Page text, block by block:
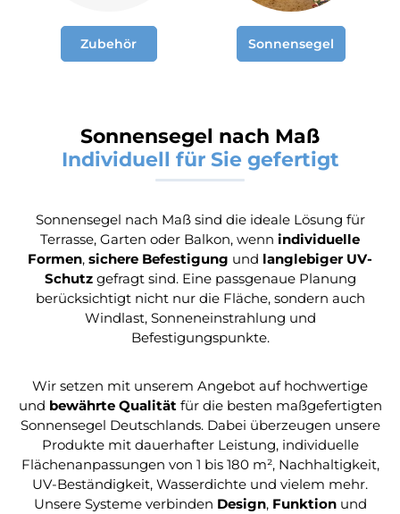
Zubehör Sonnensegel
Sonnensegel nach Maß
Individuell für Sie gefertigt
Sonnensegel nach Maß sind die ideale Lösung für
Terrasse, Garten oder Balkon, wenn individuelle
Formen, sichere Befestigung und langlebiger UV-
Schutzgefragt sind. Eine passgenaue Planung
berücksichtigt nicht nur die Fläche, sondern auch
Windlast, Sonneneinstrahlung und
Befestigungspunkte.
Wir setzen mit unserem Angebot auf hochwertige
und bewährte Qualitätfür die besten maßgefertigten
Sonnensegel Deutschlands. Dabei überzeugen unsere
Produkte mit dauerhafter Leistung, individuelle
Flächenanpassungen von 1 bis 180 m², Nachhaltigkeit,
UV-Beständigkeit, Wasserdichte und vielem mehr.
Unsere Systeme verbinden Design, Funktionund